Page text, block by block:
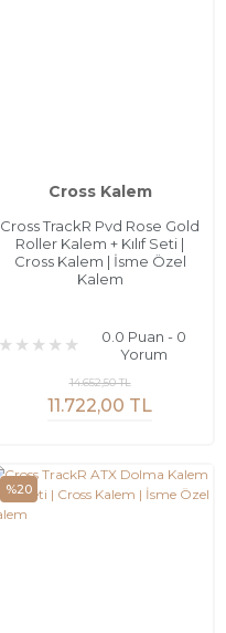
Cross Kalem
Cross TrackR Pvd Rose Gold
Roller Kalem + Kılıf Seti |
Cross Kalem | İsme Özel
Kalem
0.0 Puan - 0
Yorum
11.722,00 TL
14.652,50 TL
%20